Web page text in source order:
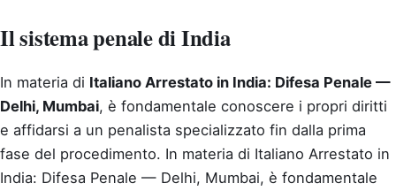
Il sistema penale di India
In materia di Italiano Arrestato in India: Difesa Penale —
Delhi, Mumbai, è fondamentale conoscere i propri diritti
e affidarsi a un penalista specializzato fin dalla prima
fase del procedimento. In materia di Italiano Arrestato in
India: Difesa Penale — Delhi, Mumbai, è fondamentale